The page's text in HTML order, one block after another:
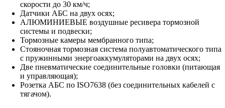
скорости до 30 км/ч;
Датчики АБС на двух осях;
АЛЮМИНИЕВЫЕ воздушные ресивера тормозной
системы и подвески;
Тормозные камеры мембранного типа;
Стояночная тормозная система полуавтоматического типа
с пружинными энергоаккумуляторами на двух осях;
Две пневматические соединительные головки (питающая
и управляющая);
Розетка АБС по ISO7638 (без соединительных кабелей с
тягачом).